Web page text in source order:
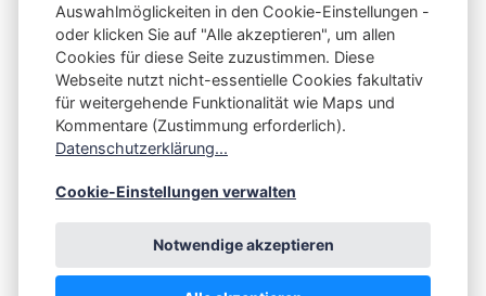
S3N🧩NET
Integrating Open-Source Blog Network (iOSBN)
Impressum
Kontakt
Auswahlmöglickeiten in den Cookie-Einstellungen -
oder klicken Sie auf "Alle akzeptieren", um allen
Cookies für diese Seite zuzustimmen. Diese
Webseite nutzt nicht-essentielle Cookies fakultativ
für weitergehende Funktionalität wie Maps und
Kommentare (Zustimmung erforderlich).
Datenschutzerklärung...
Cookie-Einstellungen verwalten
Notwendige akzeptieren